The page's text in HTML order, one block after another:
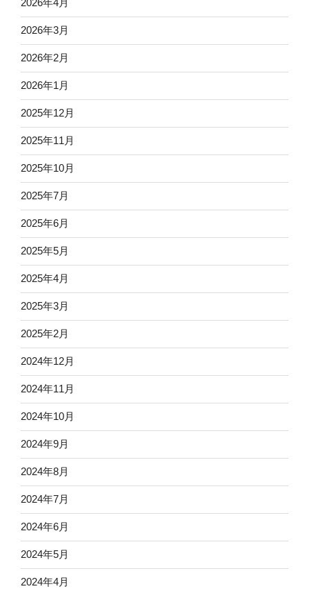
2026年4月
2026年3月
2026年2月
2026年1月
2025年12月
2025年11月
2025年10月
2025年7月
2025年6月
2025年5月
2025年4月
2025年3月
2025年2月
2024年12月
2024年11月
2024年10月
2024年9月
2024年8月
2024年7月
2024年6月
2024年5月
2024年4月